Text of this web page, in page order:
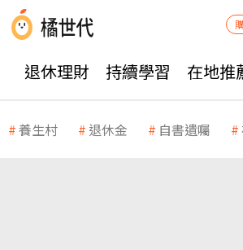
退休理財 持續學習 在地推
養生村 退休金 自書遺囑